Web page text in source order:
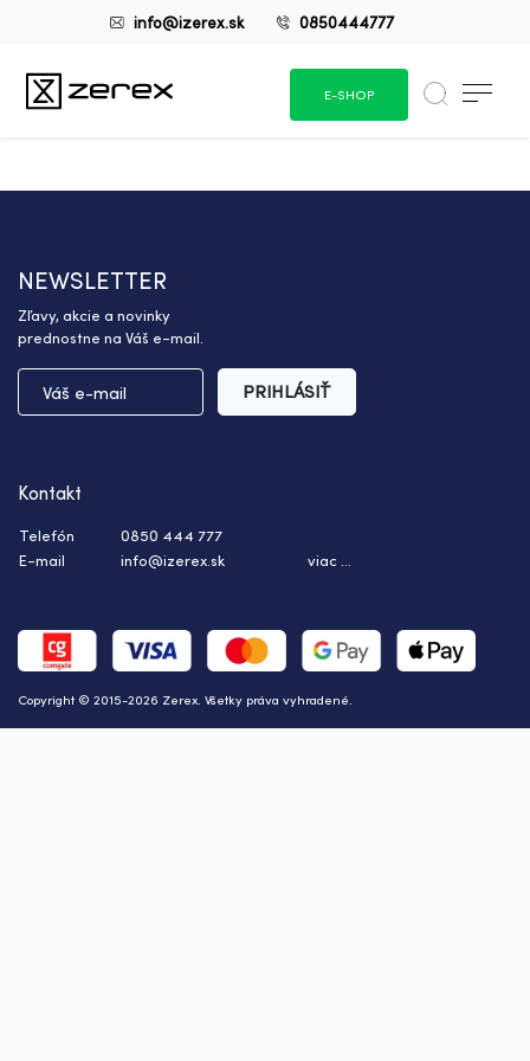
info@izerex.sk 0850444777
E-SHOP
NEWSLETTER
Zľavy, akcie a novinky
prednostne na Váš e-mail.
PRIHLÁSIŤ
Copyright © 2015-2026 Zerex. Všetky práva vyhradené.
Kontakt
Telefón
0850 444 777
E-mail
info@izerex.sk viac ...